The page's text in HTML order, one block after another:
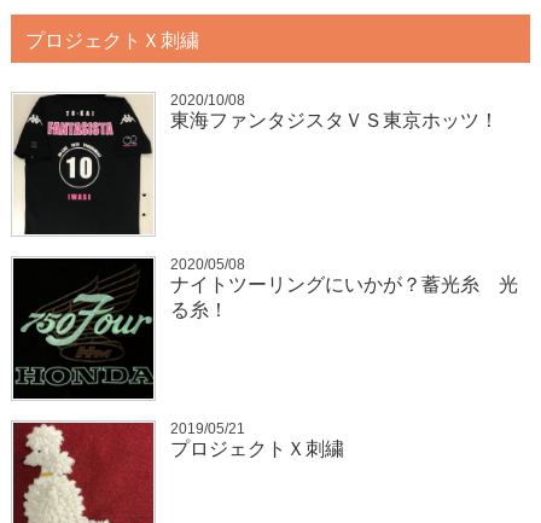
プロジェクトＸ刺繍
2020/10/08
東海ファンタジスタＶＳ東京ホッツ！
2020/05/08
ナイトツーリングにいかが？蓄光糸 光
る糸！
2019/05/21
プロジェクトＸ刺繍